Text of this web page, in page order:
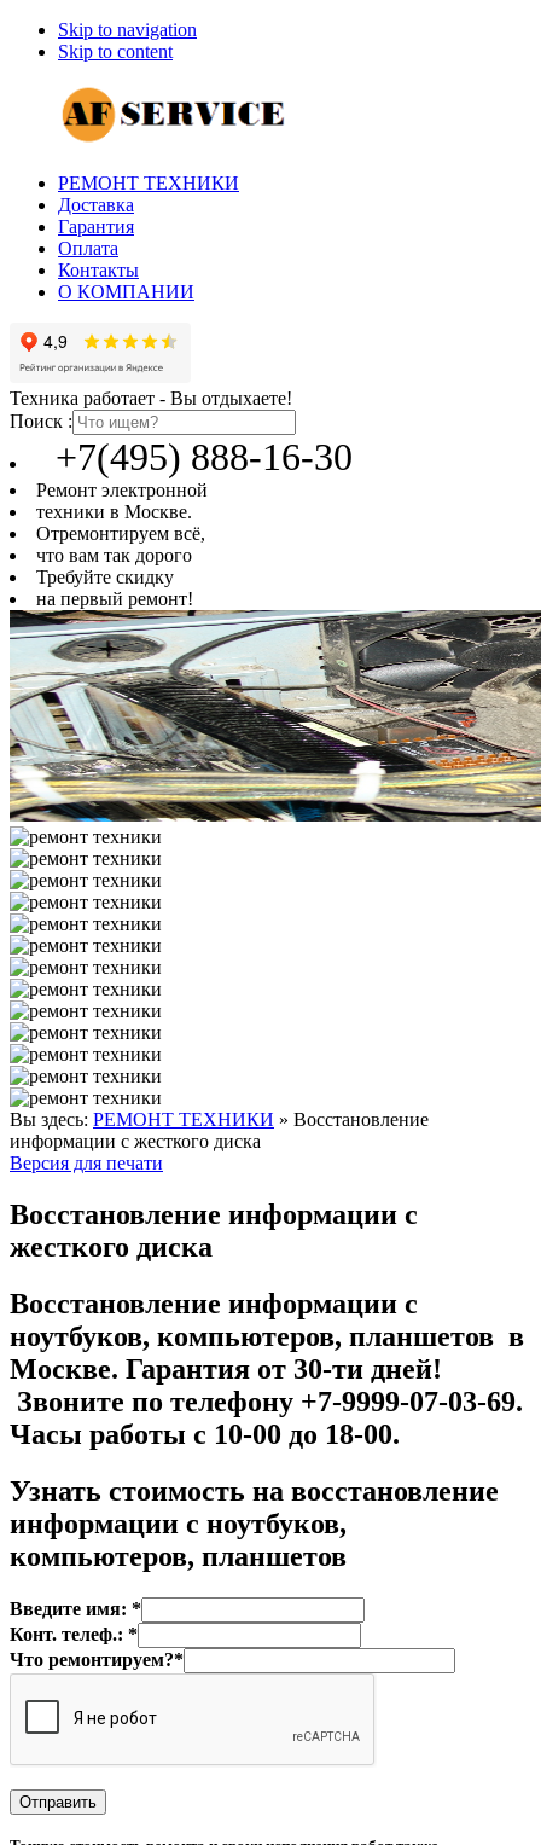
Skip to navigation
Skip to content
РЕМОНТ ТЕХНИКИ
Доставка
Гарантия
Оплата
Контакты
О КОМПАНИИ
Техника работает - Вы отдыхаете!
Поиск :
+7(495) 888-16-30
Ремонт электронной
техники в Москве.
Отремонтируем всё,
что вам так дорого
Требуйте скидку
на первый ремонт!
Вы здесь: РЕМОНТ ТЕХНИКИ » Восстановление
информации с жесткого диска
Версия для печати
Восстановление информации с
жесткого диска
Восстановление информации с
ноутбуков, компьютеров, планшетов в
Москве. Гарантия от 30-ти дней!
Звоните по телефону +7-9999-07-03-69.
Часы работы с 10-00 до 18-00.
Узнать стоимость на восстановление
информации с ноутбуков,
компьютеров, планшетов
Введите имя: *
Конт. телеф.: *
Что ремонтируем?*